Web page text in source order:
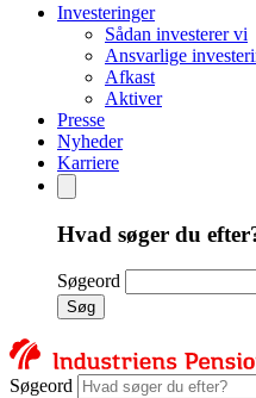
Investeringer
Sådan investerer vi
Ansvarlige
Afkast
Aktiver
Presse
Nyheder
Karriere
Hvad søger du
Søgeord
Søg
Søgeord